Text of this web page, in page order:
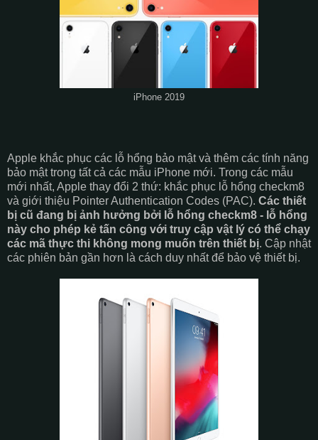
iPhone 2019
Apple khắc phục các lỗ hổng bảo mật và thêm các tính năng
bảo mật trong tất cả các mẫu iPhone mới. Trong các mẫu
mới nhất, Apple thay đổi 2 thứ: khắc phục lỗ hổng checkm8
và giới thiệu Pointer Authentication Codes (PAC). Các thiết
bị cũ đang bị ảnh hưởng bởi lỗ hổng checkm8 - lỗ hổng
này cho phép kẻ tấn công với truy cập vật lý có thể chạy
các mã thực thi không mong muốn trên thiết bị. Cập nhật
các phiên bản gần hơn là cách duy nhất để bảo vệ thiết bị.